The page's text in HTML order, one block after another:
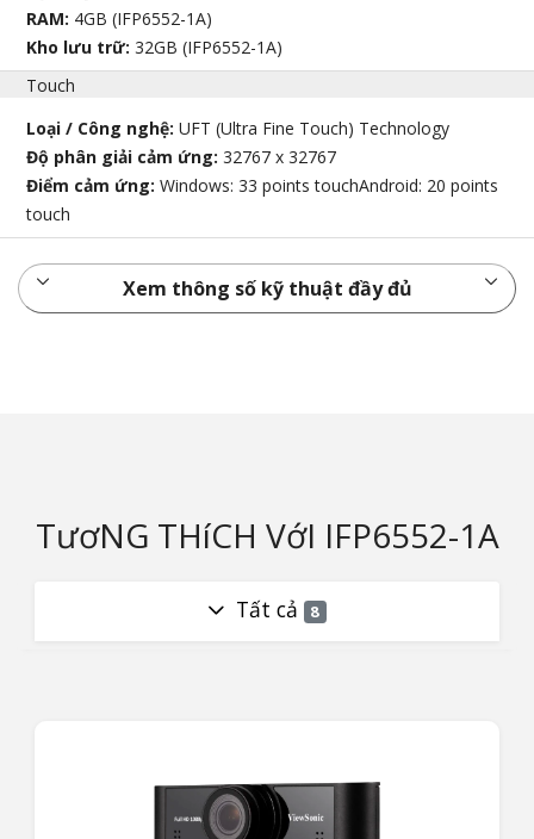
RAM: 4GB (IFP6552-1A)
Kho lưu trữ:32GB (IFP6552-1A)
Touch
Loại / Công nghệ:UFT (Ultra Fine Touch) Technology
Độ phân giải cảm ứng:32767 x 32767
Điểm cảm ứng:Windows: 33 points touchAndroid: 20 points
touch
Xem thông số kỹ thuật đầy đủ
TươNG THíCH VớI IFP6552-1A
Tất cả 8